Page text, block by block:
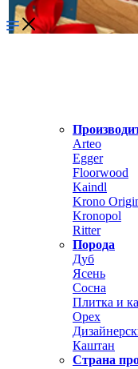
Arteo
Egger
Floorwood
Kaindl
Krono
Kronopol
Ritter
Порода
Дуб
Ясень
Сосна
Плитка и
Орех
Каштан
Страна